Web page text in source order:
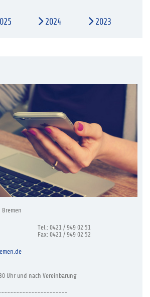
2024 2023
Bremen
Tel.: 0421 / 949 02 51
Fax: 0421 / 949 02 52
Uhr und nach Vereinbarung